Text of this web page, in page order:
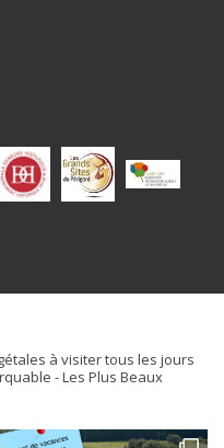
à visiter tous les jours
- Les Plus Beaux